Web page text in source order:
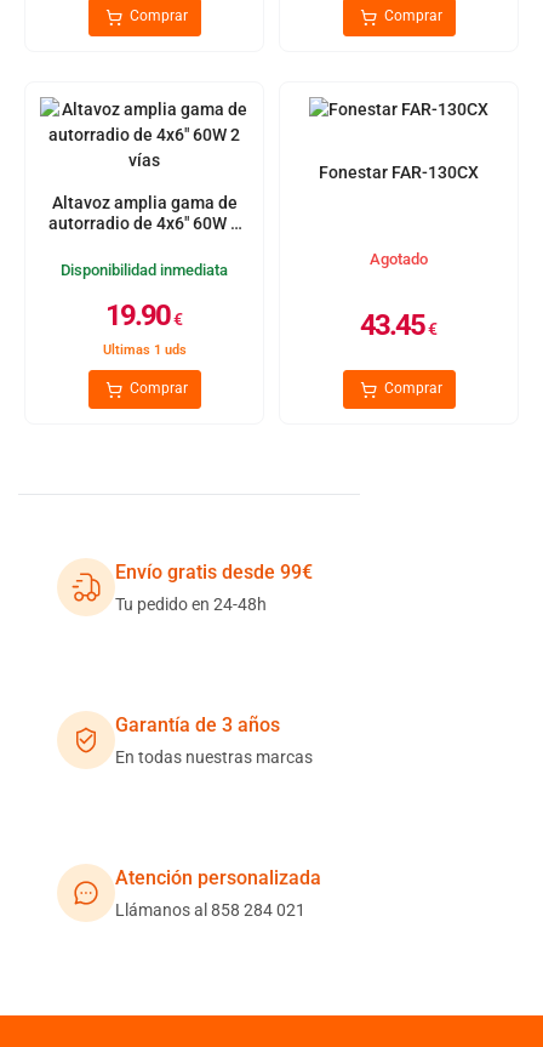
Comprar Comprar
Altavoz amplia gama de
autorradio de 4x6" 60W 2
Disponibilidad inmediata
19.90€
Ultimas 1 uds
Comprar
Fonestar FAR-130CX
Agotado
43.45€
Comprar
Envío gratis desde 99€
Tu pedido en 24-48h
Garantía de 3 años
En todas nuestras marcas
Atención personalizada
Llámanos al 858 284 021